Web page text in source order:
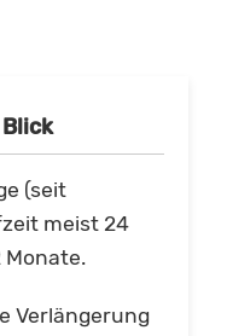
(seit
meist 24
Monate.
Verlängerung